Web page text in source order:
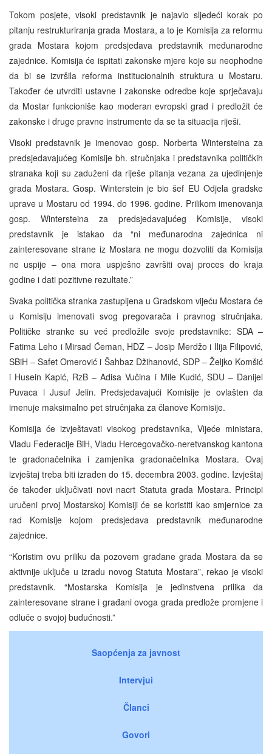
Tokom posjete, visoki predstavnik je najavio sljedeći korak po
pitanju restrukturiranja grada Mostara, a to je Komisija za reformu
grada Mostara kojom predsjedava predstavnik međunarodne
zajednice. Komisija će ispitati zakonske mjere koje su neophodne
da bi se izvršila reforma institucionalnih struktura u Mostaru.
Također će utvrditi ustavne i zakonske odredbe koje sprječavaju
da Mostar funkcioniše kao moderan evropski grad i predložit će
zakonske i druge pravne instrumente da se ta situacija riješi.
Visoki predstavnik je imenovao gosp. Norberta Wintersteina za
predsjedavajućeg Komisije bh. stručnjaka i predstavnika političkih
stranaka koji su zaduženi da riješe pitanja vezana za ujedinjenje
grada Mostara. Gosp. Winterstein je bio šef EU Odjela gradske
uprave u Mostaru od 1994. do 1996. godine. Prilikom imenovanja
gosp. Wintersteina za predsjedavajućeg Komisije, visoki
predstavnik je istakao da “ni međunarodna zajednica ni
zainteresovane strane iz Mostara ne mogu dozvoliti da Komisija
ne uspije – ona mora uspješno završiti ovaj proces do kraja
godine i dati pozitivne rezultate.”
Svaka politička stranka zastupljena u Gradskom vijeću Mostara će
u Komisiju imenovati svog pregovarača i pravnog stručnjaka.
Političke stranke su već predložile svoje predstavnike: SDA –
Fatima Leho i Mirsad Ćeman, HDZ – Josip Merdžo i Ilija Filipović,
SBiH – Safet Omerović i Šahbaz Džihanović, SDP – Željko Komšić
i Husein Kapić, RzB – Adisa Vučina i Mile Kudić, SDU – Danijel
Puvaca i Jusuf Jelin. Predsjedavajući Komisije je ovlašten da
imenuje maksimalno pet stručnjaka za članove Komisije.
Komisija će izvještavati visokog predstavnika, Vijeće ministara,
Vladu Federacije BiH, Vladu Hercegovačko-neretvanskog kantona
te gradonačelnika i zamjenika gradonačelnika Mostara. Ovaj
izvještaj treba biti izrađen do 15. decembra 2003. godine. Izvještaj
će također uključivati novi nacrt Statuta grada Mostara. Principi
uručeni prvoj Mostarskoj Komisiji će se koristiti kao smjernice za
rad Komisije kojom predsjedava predstavnik međunarodne
zajednice.
“Koristim ovu priliku da pozovem građane grada Mostara da se
aktivnije uključe u izradu novog Statuta Mostara”, rekao je visoki
predstavnik. “Mostarska Komisija je jedinstvena prilika da
zainteresovane strane i građani ovoga grada predlože promjene i
odluče o svojoj budućnosti.”
Saopćenja za javnost
Intervjui
Članci
Govori